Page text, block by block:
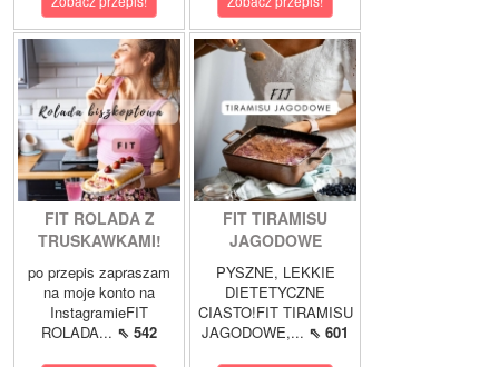
FIT ROLADA Z
TRUSKAWKAMI!
po przepis zapraszam
na moje konto na
InstagramieFIT
ROLADA... ⇖ 542
FIT TIRAMISU
JAGODOWE
PYSZNE, LEKKIE
DIETETYCZNE
CIASTO!FIT TIRAMISU
JAGODOWE,... ⇖ 601